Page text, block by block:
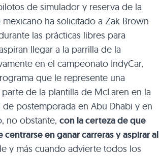
de simulador y reserva de la
ha solicitado a Zak Brown
las prácticas libres para
llegar a la parrilla de la
en el campeonato IndyCar,
que le represente una
de la plantilla de McLaren en la
postemporada en Abu Dhabi y en
no obstante, con la certeza de que
en ganar carreras y aspirar al
y más cuando advierte todos los